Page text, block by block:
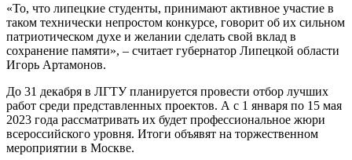
«То, что липецкие студенты, принимают активное участие в
таком технически непростом конкурсе, говорит об их сильном
патриотическом духе и желании сделать свой вклад в
сохранение памяти», – считает губернатор Липецкой области
Игорь Артамонов.
До 31 декабря в ЛГТУ планируется провести отбор лучших
работ среди представленных проектов. А с 1 января по 15 мая
2023 года рассматривать их будет профессиональное жюри
всероссийского уровня. Итоги объявят на торжественном
мероприятии в Москве.